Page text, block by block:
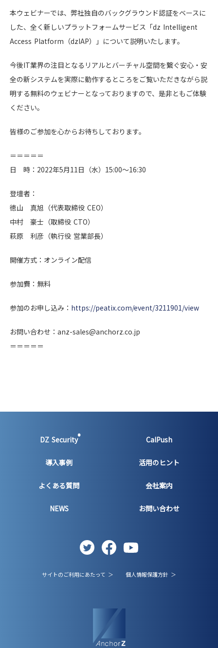
本ウェビナーでは、弊社独自のバックグラウンド認証をベースに
した、全く新しいプラットフォームサービス「dz Intelligent
Access Platform（dzIAP）」について説明いたします。
今後IT業界の注目となるリアルとバーチャル空間を繋ぐ安心・安
全の新システムを実際に動作するところをご覧いただきながら説
明する無料のウェビナーとなっておりますので、是非ともご体験
ください。
皆様のご参加を心からお待ちしております。
＝＝＝＝＝
日 時：2022年5月11日（水）15:00～16:30
登壇者：
徳山 真旭（代表取締役 CEO）
中村 豪士（取締役 CTO）
萩原 利彦（執行役 営業部長）
開催方式：オンライン配信
参加費：無料
参加のお申し込み： https://peatix.com/event/3211901/view
お問い合わせ：anz-sales@anchorz.co.jp
＝＝＝＝＝
DZ Security® CalPush
導入事例 活用のヒント
よくある質問 会社案内
NEWS お問い合わせ
サイトのご利用にあたって ＞ 個人情報保護方針 ＞